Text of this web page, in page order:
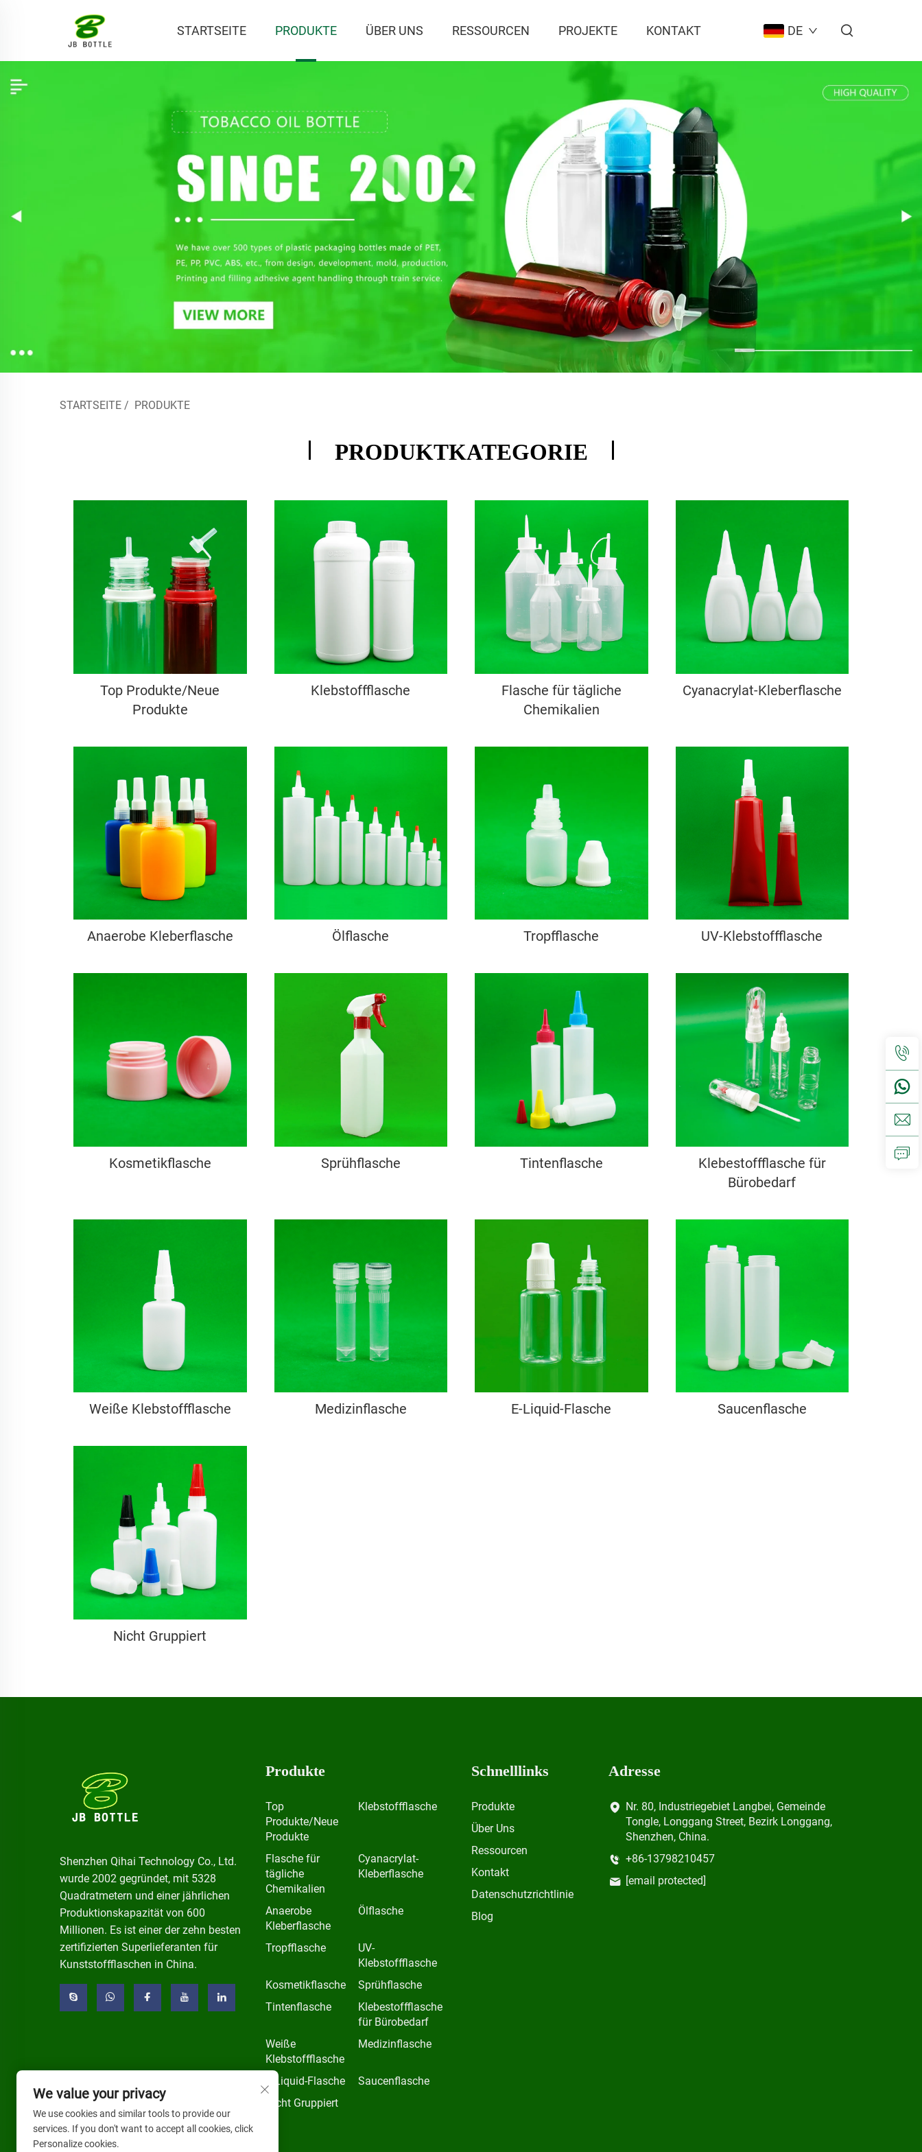
STARTSEITE PRODUKTE ÜBER UNS RESSOURCEN PROJEKTE KONTAKT DE
STARTSEITE / PRODUKTE
PRODUKTKATEGORIE
Top Produkte/Neue
Produkte
Klebstoffflasche
Flasche für tägliche
Chemikalien
Cyanacrylat-Kleberflasche
Anaerobe Kleberflasche Ölflasche Tropfflasche UV-Klebstoffflasche
Kosmetikflasche Sprühflasche Tintenflasche
Klebestoffflasche für
Bürobedarf
Weiße Klebstoffflasche Medizinflasche E-Liquid-Flasche Saucenflasche
Nicht Gruppiert
Shenzhen Qihai Technology Co., Ltd.
wurde 2002 gegründet, mit 5328
Quadratmetern und einer jährlichen
Produktionskapazität von 600
Millionen. Es ist einer der zehn besten
zertifizierten Superlieferanten für
Kunststoffflaschen in China.
Produkte
Top
Produkte/Neue
Produkte
Klebstoffflasche
Flasche für
tägliche
Chemikalien
Cyanacrylat-
Kleberflasche
Anaerobe
Kleberflasche
Ölflasche
Tropfflasche
UV-
Klebstoffflasche
Kosmetikflasche
Sprühflasche
Tintenflasche
Klebestoffflasche
für Bürobedarf
Weiße
Klebstoffflasche
Medizinflasche
E-Liquid-Flasche
Saucenflasche
Nicht Gruppiert
Schnelllinks
Produkte
Über Uns
Ressourcen
Kontakt
Datenschutzrichtlinie
Blog
Adresse
Nr. 80, Industriegebiet Langbei, Gemeinde
Tongle, Longgang Street, Bezirk Longgang,
Shenzhen, China.
+86-13798210457
[email protected]
We value your privacy
We use cookies and similar tools to provide our
services. If you don't want to accept all cookies, click
Personalize cookies.